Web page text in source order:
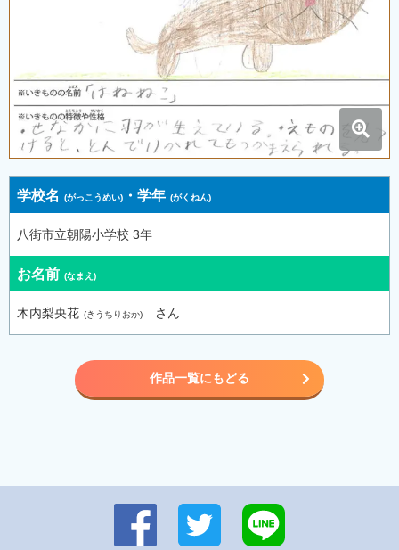
学校名 ・学年
八街市立朝陽小学校 3年
お名前
木内梨央花 さん
作品一覧にもどる